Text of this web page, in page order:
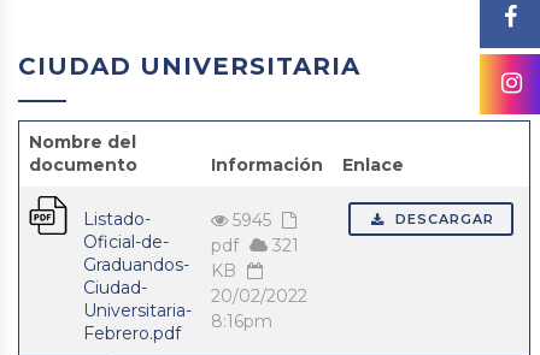
CIUDAD UNIVERSITARIA
Nombre del
documento
Información Enlace
Listado-
Oficial-de-
Graduandos-
Ciudad-
Universitaria-
Febrero.pdf
5945
pdf
321
KB
20/02/2022
8:16pm
DESCARGAR